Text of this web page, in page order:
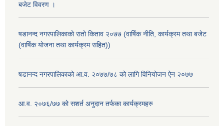
बजेट विवरण ।
षडानन्द नगरपालिकाको रातो किताव २०७७ (वार्षिक नीति, कार्यक्रम तथा बजेट
(वार्षिक योजना तथा कार्यक्रम सहित))
षडानन्द नगरपालिकाको आ.व. २०७७/७८ को लागि विनियोजन ऐन २०७७
आ.व. २०७६/७७ को सशर्त अनुदान तर्फका कार्यक्रमहरु